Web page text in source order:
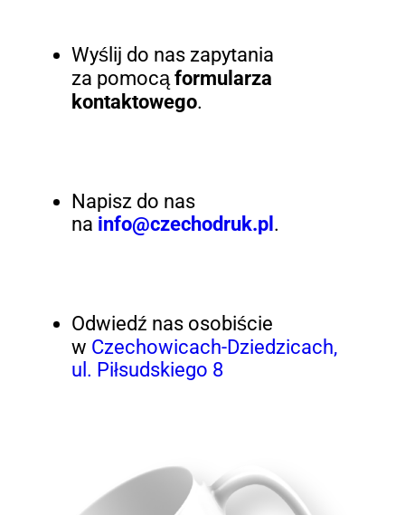
Wyślij do nas zapytania
za pomocą formularza
kontaktowego.
Napisz do nas
na info@czechodruk.pl .
Odwiedź nas osobiście
w Czechowicach-Dziedzicach,
ul. Piłsudskiego 8